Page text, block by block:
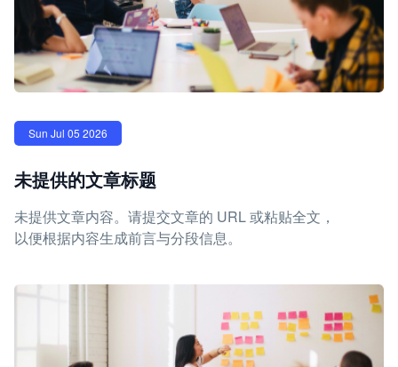
Sun Jul 05 2026
未提供的文章标题
未提供文章内容。请提交文章的 URL 或粘贴全文，
以便根据内容生成前言与分段信息。